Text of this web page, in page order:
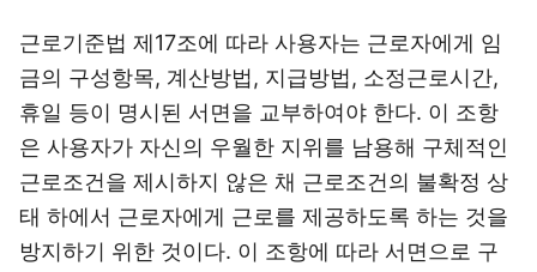
근로기준법 제17조에 따라 사용자는 근로자에게 임
금의 구성항목, 계산방법, 지급방법, 소정근로시간,
휴일 등이 명시된 서면을 교부하여야 한다. 이 조항
은 사용자가 자신의 우월한 지위를 남용해 구체적인
근로조건을 제시하지 않은 채 근로조건의 불확정 상
태 하에서 근로자에게 근로를 제공하도록 하는 것을
방지하기 위한 것이다. 이 조항에 따라 서면으로 구